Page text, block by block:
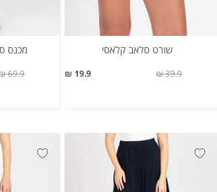
שורט סלאב קלאסי
19.9 ₪ 39.9 ₪
מכנס
69.9 ₪